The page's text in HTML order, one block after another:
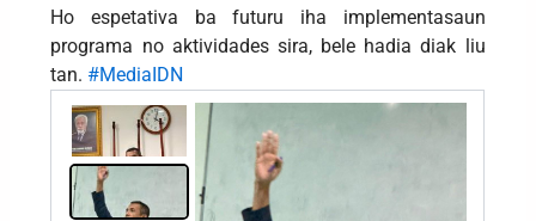
Ho espetativa ba futuru iha implementasaun
programa no aktividades sira, bele hadia diak liu
tan. #MediaIDN